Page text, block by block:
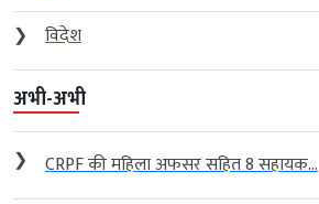
❯
विदेश
अभी-अभी
❯ CRPF की महिला अफसर सहित 8 सहायक...